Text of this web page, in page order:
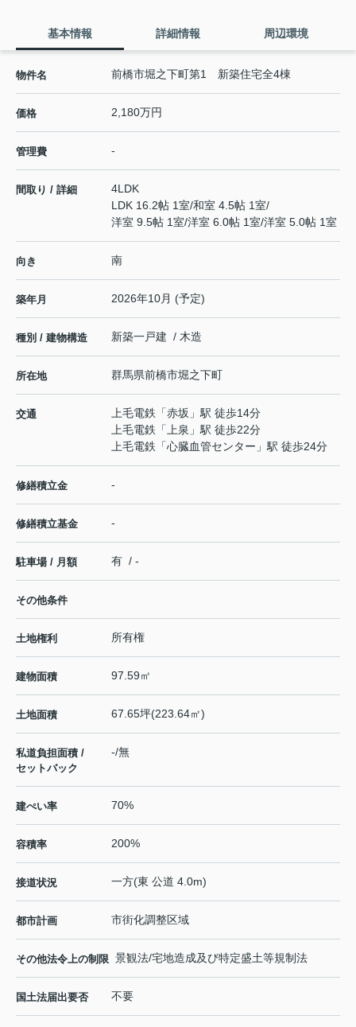
基本情報 詳細情報 周辺環境
物件名 前橋市堀之下町第1 新築住宅全4棟
価格 2,180万円
管理費 -
間取り / 詳細
4LDK
LDK 16.2帖 1室/和室 4.5帖 1室/
洋室 9.5帖 1室/洋室 6.0帖 1室/洋室 5.0帖 1室
向き 南
築年月 2026年10月 (予定)
種別 / 建物構造 新築一戸建 / 木造
所在地 群馬県前橋市堀之下町
交通 上毛電鉄 「赤坂 」駅 徒歩14分
上毛電鉄 「上泉 」駅 徒歩22分
上毛電鉄 「心臓血管センター 」駅 徒歩24分
修繕積立金 -
修繕積立基金 -
駐車場 / 月額 有 / -
その他条件
土地権利 所有権
建物面積 97.59㎡
土地面積 67.65坪(223.64㎡)
私道負担面積 /
セットバック
-/無
建ぺい率 70%
容積率 200%
接道状況 一方(東 公道 4.0m)
都市計画 市街化調整区域
その他法令上の制限 景観法/宅地造成及び特定盛土等規制法
国土法届出要否 不要